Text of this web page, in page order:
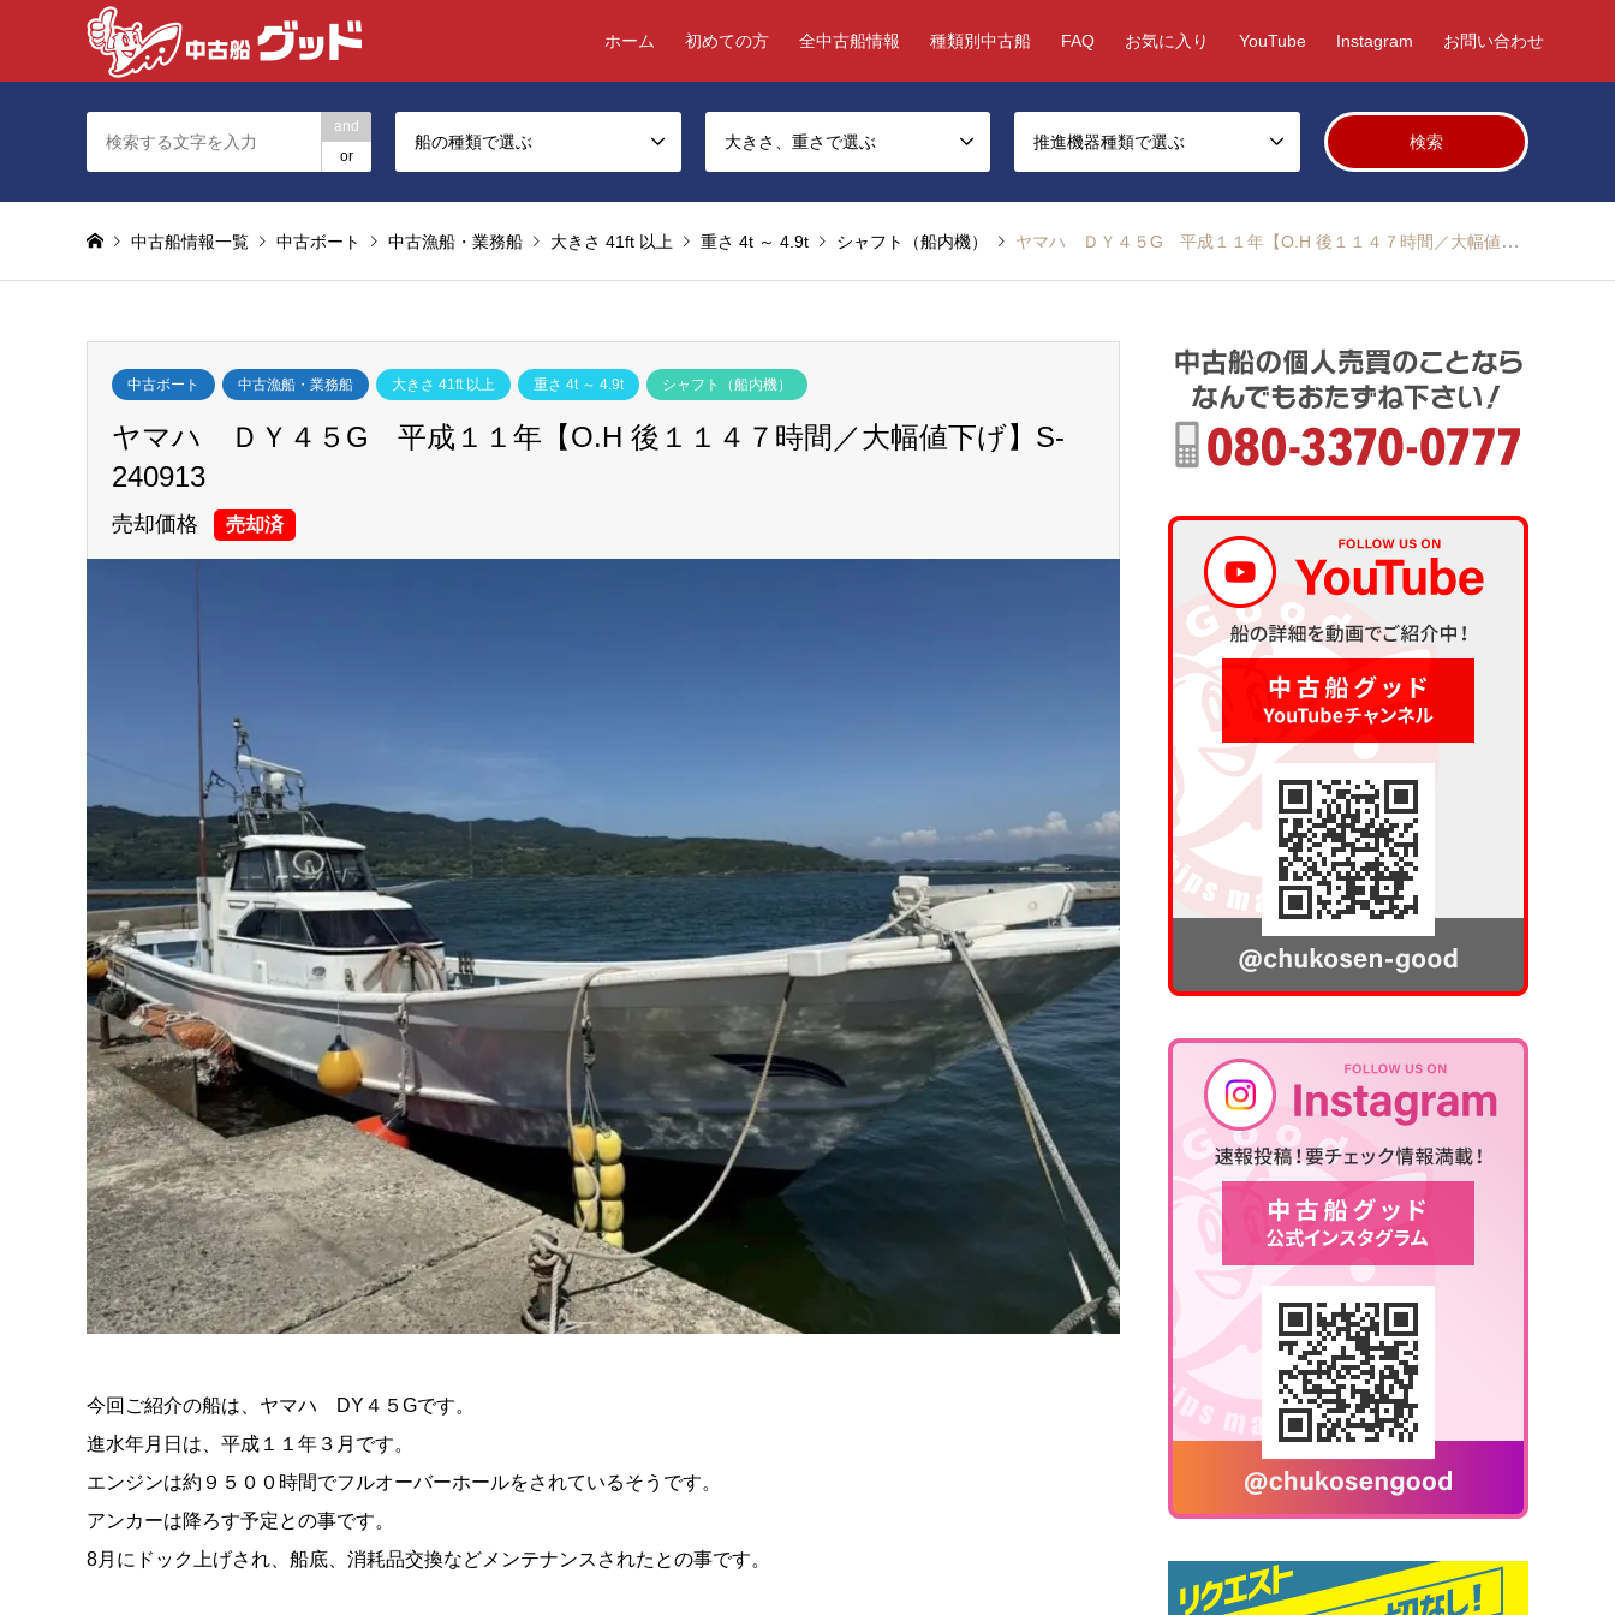
ホーム 初めての方 全中古船情報 種類別中古船 FAQ お気に入り YouTube Instagram お問い合わせ
and
or
船の種類で選ぶ 大きさ、重さで選ぶ 推進機器種類で選ぶ
中古船情報一覧 中古ボート 中古漁船・業務船 大きさ 41ft 以上 重さ 4t ～ 4.9t シャフト（船内機） ヤマハ ＤＹ４５G 平成１１年【O.H 後１１４７時間／大幅値下げ】S-240913
中古ボート 中古漁船・業務船 大きさ 41ft 以上 重さ 4t ～ 4.9t シャフト（船内機）
ヤマハ ＤＹ４５G 平成１１年【O.H 後１１４７時間／大幅値下げ】S-
240913
売却価格 売却済
今回ご紹介の船は、ヤマハ DY４５Gです。
進水年月日は、平成１１年３月です。
エンジンは約９５００時間でフルオーバーホールをされているそうです。
アンカーは降ろす予定との事です。
8月にドック上げされ、船底、消耗品交換などメンテナンスされたとの事です。